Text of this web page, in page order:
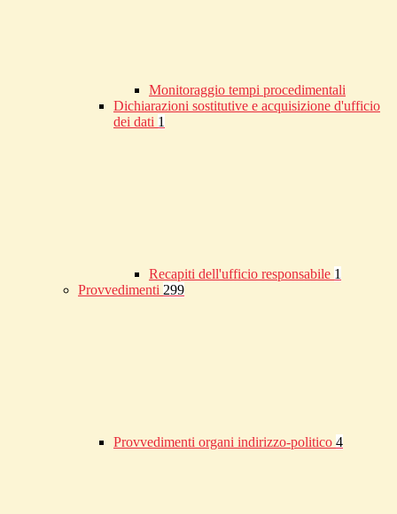
Monitoraggio tempi procedimentali
Dichiarazioni sostitutive e acquisizione d'ufficio
dei dati 1
Recapiti dell'ufficio responsabile 1
Provvedimenti 299
Provvedimenti organi indirizzo-politico 4